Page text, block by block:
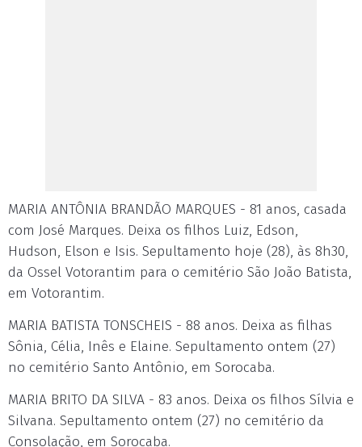
MARIA ANTÔNIA BRANDÃO MARQUES - 81 anos, casada
com José Marques. Deixa os filhos Luiz, Edson,
Hudson, Elson e Isis. Sepultamento hoje (28), às 8h30,
da Ossel Votorantim para o cemitério São João Batista,
em Votorantim.
MARIA BATISTA TONSCHEIS - 88 anos. Deixa as filhas
Sônia, Célia, Inês e Elaine. Sepultamento ontem (27)
no cemitério Santo Antônio, em Sorocaba.
MARIA BRITO DA SILVA - 83 anos. Deixa os filhos Sílvia e
Silvana. Sepultamento ontem (27) no cemitério da
Consolação, em Sorocaba.